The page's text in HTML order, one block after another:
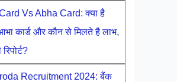
Vs Abha Card: क्या है
कार्ड और कौन से मिलते है लाभ,
Recruitment 2024: बैंक